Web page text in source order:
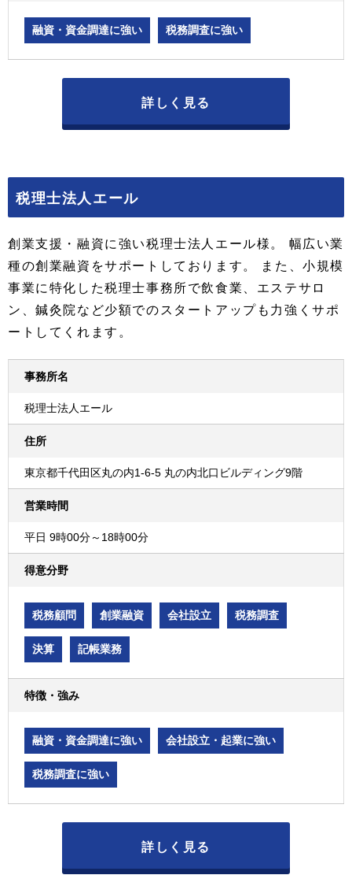
融資・資金調達に強い 税務調査に強い
詳しく見る
税理士法人エール
創業支援・融資に強い税理士法人エール様。 幅広い業
種の創業融資をサポートしております。 また、小規模
事業に特化した税理士事務所で飲食業、エステサロ
ン、鍼灸院など少額でのスタートアップも力強くサポ
ートしてくれます。
事務所名
税理士法人エール
住所
東京都千代田区丸の内1-6-5 丸の内北口ビルディング9階
営業時間
平日 9時00分～18時00分
得意分野
税務顧問 創業融資 会社設立 税務調査
決算 記帳業務
特徴・強み
融資・資金調達に強い 会社設立・起業に強い
税務調査に強い
詳しく見る